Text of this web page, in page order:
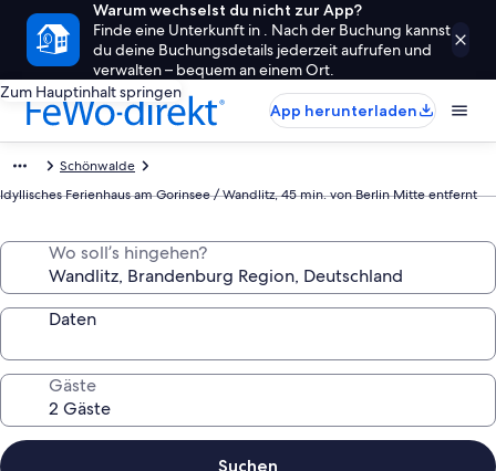
Warum wechselst du nicht zur App?
Finde eine Unterkunft in . Nach der Buchung kannst
du deine Buchungsdetails jederzeit aufrufen und
verwalten – bequem an einem Ort.
Zum Hauptinhalt springen
App herunterladen
Schönwalde
Idyllisches Ferienhaus am Gorinsee / Wandlitz, 45 min. von Berlin Mitte entfernt
Wo soll’s hingehen?
Daten
Gäste
Suchen